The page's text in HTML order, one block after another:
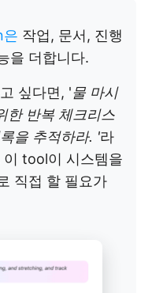
작업, 문서, 진행
을 더합니다.
싶다면, '물 마시
한 반복 체크리스
을 추적하라. '라
이 tool이 시스템을
직접 할 필요가